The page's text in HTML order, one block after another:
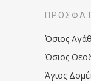
Όσιος
Όσιος
Άγιος